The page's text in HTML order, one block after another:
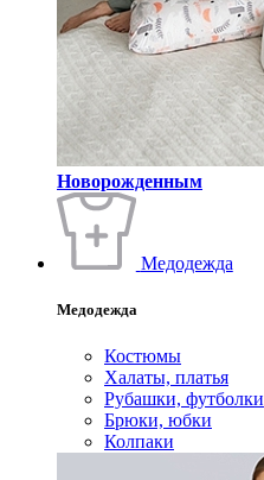
Новорожденным
Медодежда
Медодежда
Костюмы
Халаты, платья
Рубашки, футболки
Брюки, юбки
Колпаки